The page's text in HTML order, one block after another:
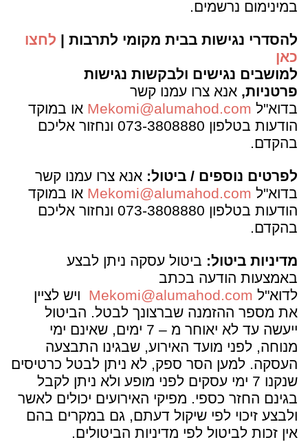
במינימום נרשמים.
להסדרי נגישות בבית מקומי לתרבות | לחצו
כאן
למושבים נגישים ולבקשות נגישות
פרטניות, אנא צרו עמנו קשר
בדוא"ל Mekomi@alumahod.com או במוקד
הודעות בטלפון 073-3808880 ונחזור אליכם
בהקדם.
לפרטים נוספים / ביטול: אנא צרו עמנו קשר
בדוא"ל Mekomi@alumahod.com או במוקד
הודעות בטלפון 073-3808880 ונחזור אליכם
בהקדם.
מדיניות ביטול: ביטול עסקה ניתן לבצע
באמצעות הודעה בכתב
לדוא"ל Mekomi@alumahod.com ויש לציין
את מספר ההזמנה שברצונך לבטל. הביטול
ייעשה עד לא יאוחר מ – 7 ימים, שאינם ימי
מנוחה, לפני מועד האירוע, שבגינו התבצעה
העסקה. למען הסר ספק, לא ניתן לבטל כרטיסים
שנקנו 7 ימי עסקים לפני מופע ולא ניתן לקבל
בגינם החזר כספי. מפיקי האירועים יכולים לאשר
ולבצע זיכוי לפי שיקול דעתם, גם במקרים בהם
אין זכות לביטול לפי מדיניות הביטולים.